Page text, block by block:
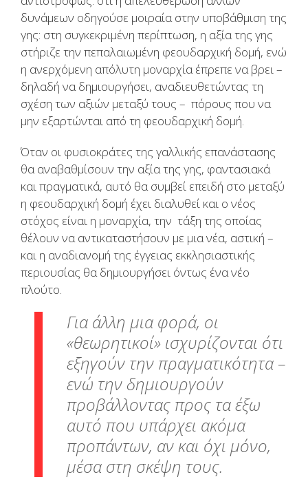
δυνάμεων οδηγούσε μοιραία στην υποβάθμιση της
γης: στη συγκεκριμένη περίπτωση, η αξία της γης
στήριζε την πεπαλαιωμένη φεουδαρχική δομή, ενώ
η ανερχόμενη απόλυτη μοναρχία έπρεπε να βρει –
δηλαδή να δημιουργήσει, αναδιευθετώντας τη
σχέση των αξιών μεταξύ τους – πόρους που να
μην εξαρτώνται από τη φεουδαρχική δομή.
Όταν οι φυσιοκράτες της γαλλικής επανάστασης
θα αναβαθμίσουν την αξία της γης, φαντασιακά
και πραγματικά, αυτό θα συμβεί επειδή στο μεταξύ
η φεουδαρχική δομή έχει διαλυθεί και ο νέος
στόχος είναι η μοναρχία, την τάξη της οποίας
θέλουν να αντικαταστήσουν με μια νέα, αστική –
και η αναδιανομή της έγγειας εκκλησιαστικής
περιουσίας θα δημιουργήσει όντως ένα νέο
πλούτο.
Για άλλη μια φορά, οι
«θεωρητικοί» ισχυρίζονται ότι
εξηγούν την πραγματικότητα –
ενώ την δημιουργούν
προβάλλοντας προς τα έξω
αυτό που υπάρχει ακόμα
προπάντων, αν και όχι μόνο,
μέσα στη σκέψη τους.